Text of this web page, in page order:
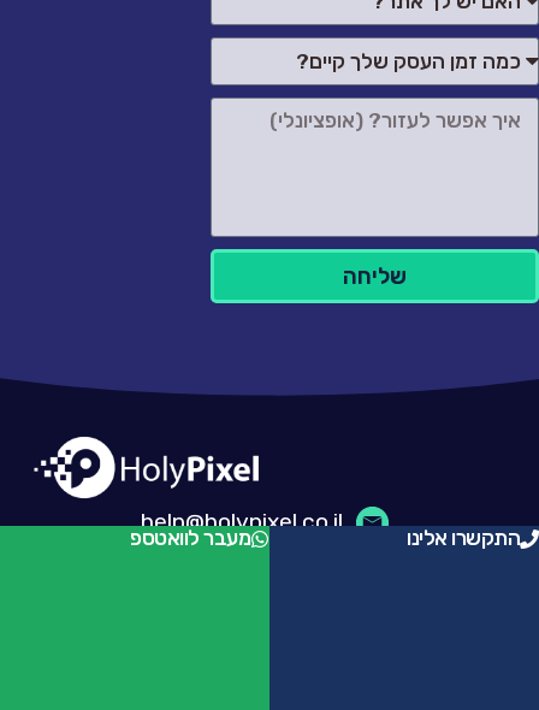
שליחה
התקשרו אלינו מעבר לוואטספ
055-9708083
help@holypixel.co.il